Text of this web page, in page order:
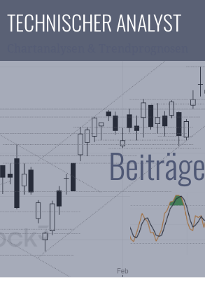
Inhalt
TECHNISCHER ANALYST
Beiträge